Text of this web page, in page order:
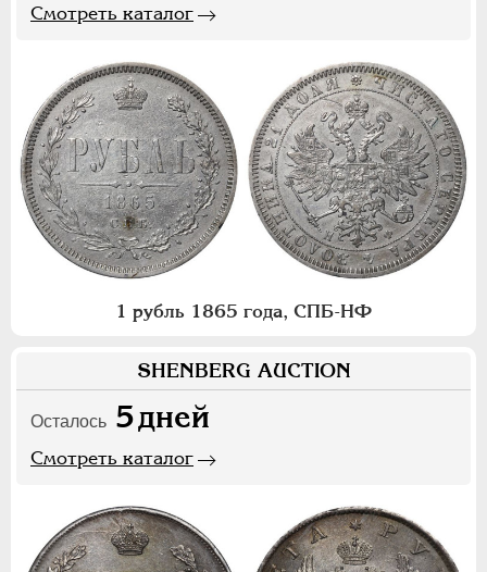
Смотреть каталог
1 рубль 1865 года, СПБ-НФ
SHENBERG AUCTION
Осталось 5дней
Смотреть каталог